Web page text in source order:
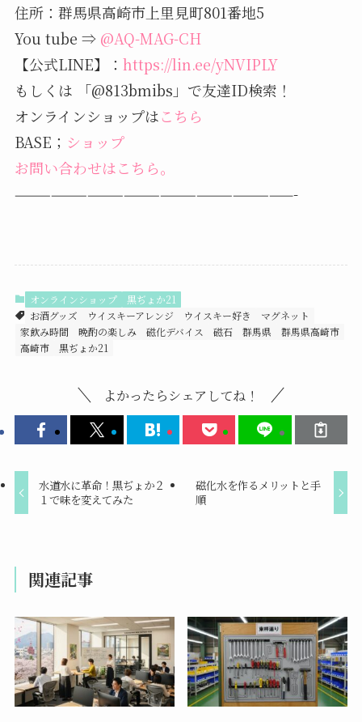
住所：群馬県高崎市上里見町801番地5
You tube ⇒ @AQ-MAG-CH
【公式LINE】： https://lin.ee/yNVIPLY
もしくは 「@813bmibs」で友達ID検索！
オンラインショップはこちら
BASE； ショップ
お問い合わせはこちら。
———————————————————————-
オンラインショップ
黒ぢょか21
お酒グッズ
ウイスキーアレンジ ウイスキー好き
マグネット
家飲み時間
晩酌の楽しみ 磁化デバイス 磁石 群馬県
群馬県高崎市
高崎市
黒ぢょか21
よかったらシェアしてね！
水道水に革命！黒ぢょか２
１で味を変えてみた
磁化水を作るメリットと手
順
関連記事